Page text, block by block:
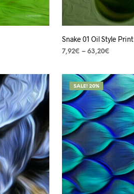
Snake 01 Oil Style Print
7,92€ – 63,20€
SALE! 20%